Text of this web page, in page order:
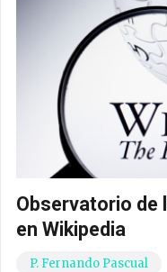
Observatorio de
en Wikipedia
P. Fernando Pascual